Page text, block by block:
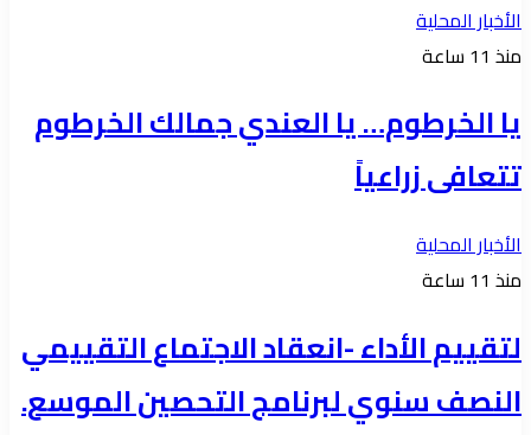
الأخبار المحلية
منذ 11 ساعة
يا الخرطوم… يا العندي جمالك الخرطوم
تتعافى زراعياً
الأخبار المحلية
منذ 11 ساعة
لتقييم الأداء -انعقاد الاجتماع التقييمي
النصف سنوي لبرنامج التحصين الموسع.